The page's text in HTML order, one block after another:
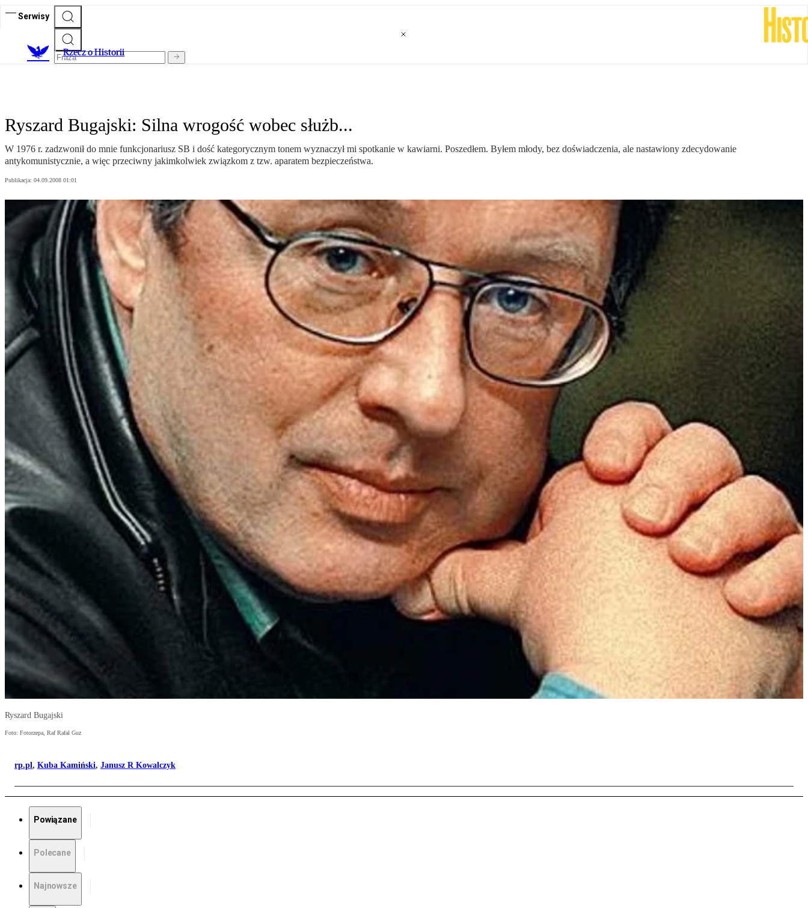
Serwisy
Rzecz o Historii
Ryszard Bugajski: Silna wrogość wobec służb...
W 1976 r. zadzwonił do mnie funkcjonariusz SB i dość kategorycznym tonem wyznaczył mi spotkanie w kawiarni. Poszedłem. Byłem młody, bez doświadczenia, ale nastawiony zdecydowanie
antykomunistycznie, a więc przeciwny jakimkolwiek związkom z tzw. aparatem bezpieczeństwa.
Publikacja: 04.09.2008 01:01
Ryszard Bugajski
Foto: Fotorzepa, Raf Rafał Guz
rp.pl, Kuba Kamiński, Janusz R Kowalczyk
Powiązane
Polecane
Najnowsze